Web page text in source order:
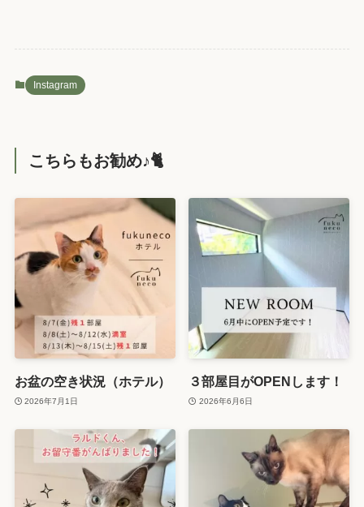
Instagram
こちらもお勧め♪🐈️
お盆の空き状況（ホテル）
2026年7月1日
３部屋目がOPENします！
2026年6月6日